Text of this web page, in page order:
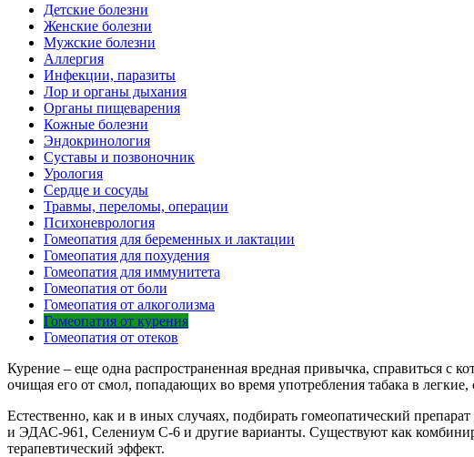
Детские болезни
Женские болезни
Мужские болезни
Аллергия
Инфекции, паразиты
Лор и органы дыхания
Органы пищеварения
Кожные болезни
Эндокринология
Суставы и позвоночник
Урология
Сердце и сосуды
Травмы, переломы, операции
Психоневрология
Гомеопатия для беременных и лактации
Гомеопатия для похудения
Гомеопатия для иммунитета
Гомеопатия от боли
Гомеопатия от алкоголизма
Гомеопатия от курения
Гомеопатия от отеков
Курение – еще одна распространенная вредная привычка, справиться с
очищая его от смол, попадающих во время употребления табака в
Естественно, как и в иных случаях, подбирать гомеопатический
и ЭДАС-961, Селениум С-6 и другие варианты. Существуют как
терапевтический эффект.